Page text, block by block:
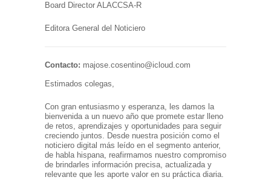
Board Director ALACCSA-R
Editora General del Noticiero
Contacto: majose.cosentino@icloud.com
Estimados colegas,
Con gran entusiasmo y esperanza, les damos la
bienvenida a un nuevo año que promete estar lleno
de retos, aprendizajes y oportunidades para seguir
creciendo juntos. Desde nuestra posición como el
noticiero digital más leído en el segmento anterior,
de habla hispana, reafirmamos nuestro compromiso
de brindarles información precisa, actualizada y
relevante que les aporte valor en su práctica diaria.